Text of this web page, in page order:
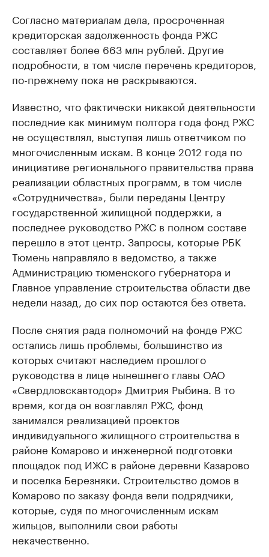
Согласно материалам дела, просроченная
кредиторская задолженность фонда РЖС
составляет более 663 млн рублей. Другие
подробности, в том числе перечень кредиторов,
по-прежнему пока не раскрываются.
Известно, что фактически никакой деятельности
последние как минимум полтора года фонд РЖС
не осуществлял, выступая лишь ответчиком по
многочисленным искам. В конце 2012 года по
инициативе регионального правительства права
реализации областных программ, в том числе
«Сотрудничества», были переданы Центру
государственной жилищной поддержки, а
последнее руководство РЖС в полном составе
перешло в этот центр. Запросы, которые РБК
Тюмень направляло в ведомство, а также
Администрацию тюменского губернатора и
Главное управление строительства области две
недели назад, до сих пор остаются без ответа.
После снятия рада полномочий на фонде РЖС
остались лишь проблемы, большинство из
которых считают наследием прошлого
руководства в лице нынешнего главы ОАО
«Свердловскавтодор» Дмитрия Рыбина. В то
время, когда он возглавлял РЖС, фонд
занимался реализацией проектов
индивидуального жилищного строительства в
районе Комарово и инженерной подготовки
площадок под ИЖС в районе деревни Казарово
и поселка Березняки. Строительство домов в
Комарово по заказу фонда вели подрядчики,
которые, судя по многочисленным искам
жильцов, выполнили свои работы
некачественно.